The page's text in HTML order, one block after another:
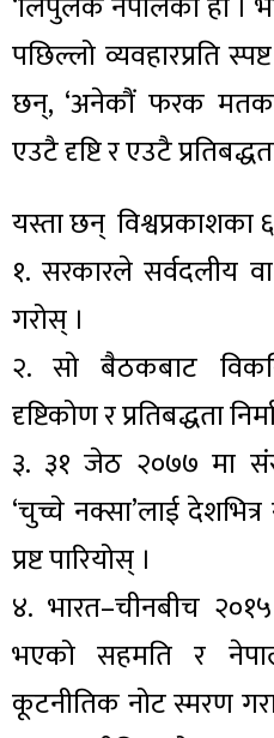
पछिल्लो व्यवहारप्रति
छन्, ‘अनेकौं फरक
एउटै दृष्टि र एउटै
यस्ता छन् विश्वप्रकाशका
१. सरकारले सर्वदलीय
गरोस् ।
२. सो बैठकबाट
दृष्टिकोण र प्रतिबद्धता
३. ३१ जेठ २०७७ मा
‘चुच्चे नक्सा’लाई देशभित्र
प्रष्ट पारियोस् ।
४. भारत–चीनबीच
भएको सहमति र
कूटनीतिक नोट स्मरण